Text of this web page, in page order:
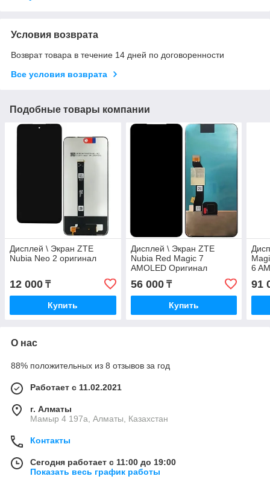
Условия возврата
Возврат товара в течение 14 дней по договоренности
Все условия возврата
Подобные товары компании
Дисплей \ Экран ZTE
Nubia Neo 2 оригинал
12 000 ₸
Купить
Дисплей \ Экран ZTE
Nubia Red Magic 7
AMOLED Оригинал
56 000₸
Купить
6
91
О нас
88% положительных из 8 отзывов за год
Работает с 11.02.2021
г. Алматы
Мамыр 4 197а, Алматы, Казахстан
Контакты
Сегодня работает с 11:00 до 19:00
Показать весь график работы